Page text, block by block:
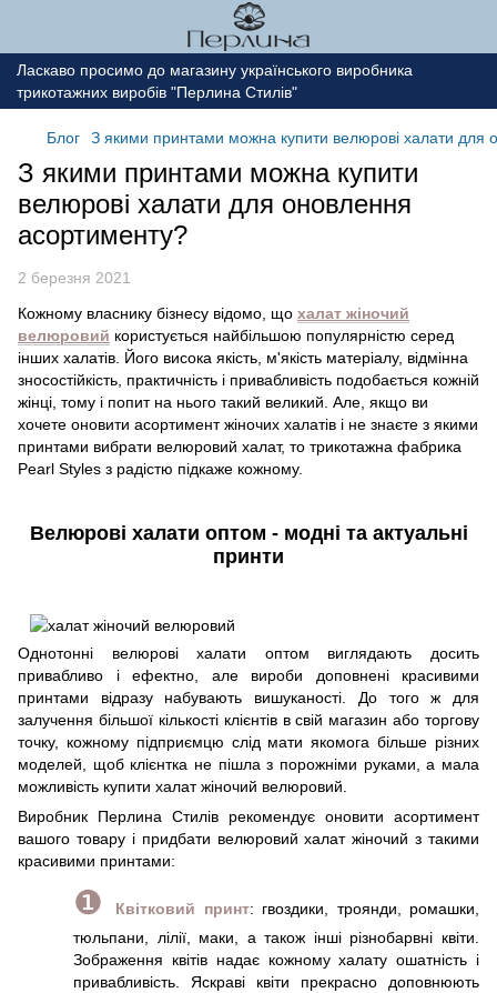
Ласкаво просимо до магазину українського виробника
трикотажних виробів "Перлина Стилів"
Блог З якими принтами можна купити велюрові халати для
З якими принтами можна купити
велюрові халати для оновлення
асортименту?
2 березня 2021
Кожному власнику бізнесу відомо, що халат жіночий
велюровий користується найбільшою популярністю серед
інших халатів. Його висока якість, м'якість матеріалу, відмінна
зносостійкість, практичність і привабливість подобається кожній
жінці, тому і попит на нього такий великий. Але, якщо ви
хочете оновити асортимент жіночих халатів і не знаєте з якими
принтами вибрати велюровий халат, то трикотажна фабрика
Pearl Styles з радістю підкаже кожному.
Велюрові халати оптом - модні та актуальні
принти
Однотонні велюрові халати оптом виглядають досить
привабливо і ефектно, але вироби доповнені красивими
принтами відразу набувають вишуканості. До того ж для
залучення більшої кількості клієнтів в свій магазин або торгову
точку, кожному підприємцю слід мати якомога більше різних
моделей, щоб клієнтка не пішла з порожніми руками, а мала
можливість купити халат жіночий велюровий.
Виробник Перлина Стилів рекомендує оновити асортимент
вашого товару і придбати велюровий халат жіночий з такими
красивими принтами:
❶ Квітковий принт: гвоздики, троянди, ромашки,
тюльпани, лілії, маки, а також інші різнобарвні квіти.
Зображення квітів надає кожному халату ошатність і
привабливість. Яскраві квіти прекрасно доповнюють